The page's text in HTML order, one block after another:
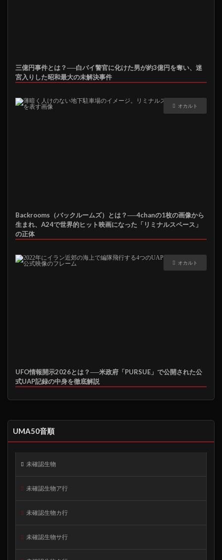
三億円事件とは？──白バイ警官に化けた男が約3億円を奪い、迷
宮入りした昭和最大の未解決事件
オカルト
Backrooms（バックルームズ）とは？──4chanの1枚の画像から
生まれ、A24で世界的ヒット映画になった「リミナルスペース」
の正体
オカルト
UFO情報開示2026とは？──米政府「PURSUE」で公開された公
式UAP記録の中身を徹底解説
UMA50音順
未確認生物
未確認生物ア行
未確認生物カ行
未確認生物サ行